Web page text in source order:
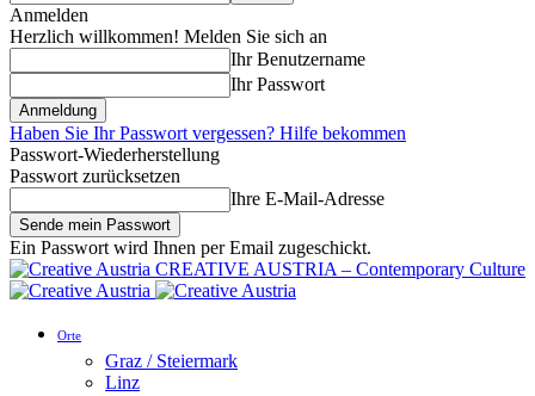
Anmelden
Herzlich willkommen! Melden Sie sich an
Ihr Benutzername
Ihr Passwort
Haben Sie Ihr Passwort vergessen? Hilfe bekommen
Passwort-Wiederherstellung
Passwort zurücksetzen
Ihre E-Mail-Adresse
Ein Passwort wird Ihnen per Email zugeschickt.
CREATIVE AUSTRIA – Contemporary Culture
Orte
Graz / Steiermark
Linz